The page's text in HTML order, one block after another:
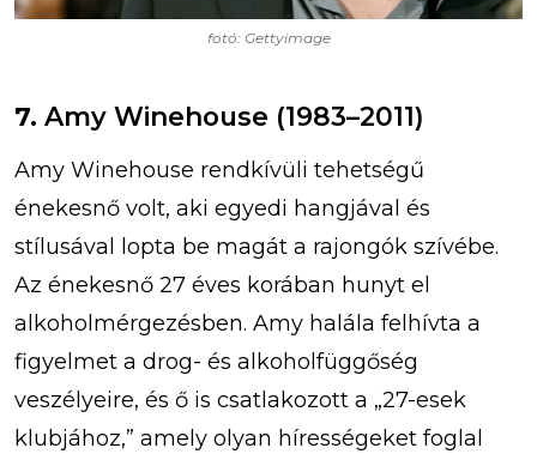
fotó: Gettyimage
7. Amy Winehouse (1983–2011)
Amy Winehouse rendkívüli tehetségű
énekesnő volt, aki egyedi hangjával és
stílusával lopta be magát a rajongók szívébe.
Az énekesnő 27 éves korában hunyt el
alkoholmérgezésben. Amy halála felhívta a
figyelmet a drog- és alkoholfüggőség
veszélyeire, és ő is csatlakozott a „27-esek
klubjához,” amely olyan hírességeket foglal